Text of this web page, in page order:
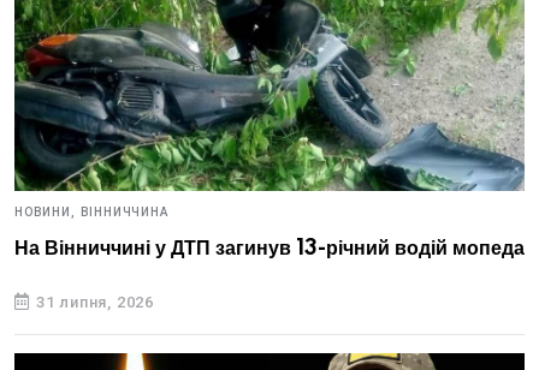
НОВИНИ, ВІННИЧЧИНА
На Вінниччині у ДТП загинув 13-річний водій мопеда
31 липня, 2026